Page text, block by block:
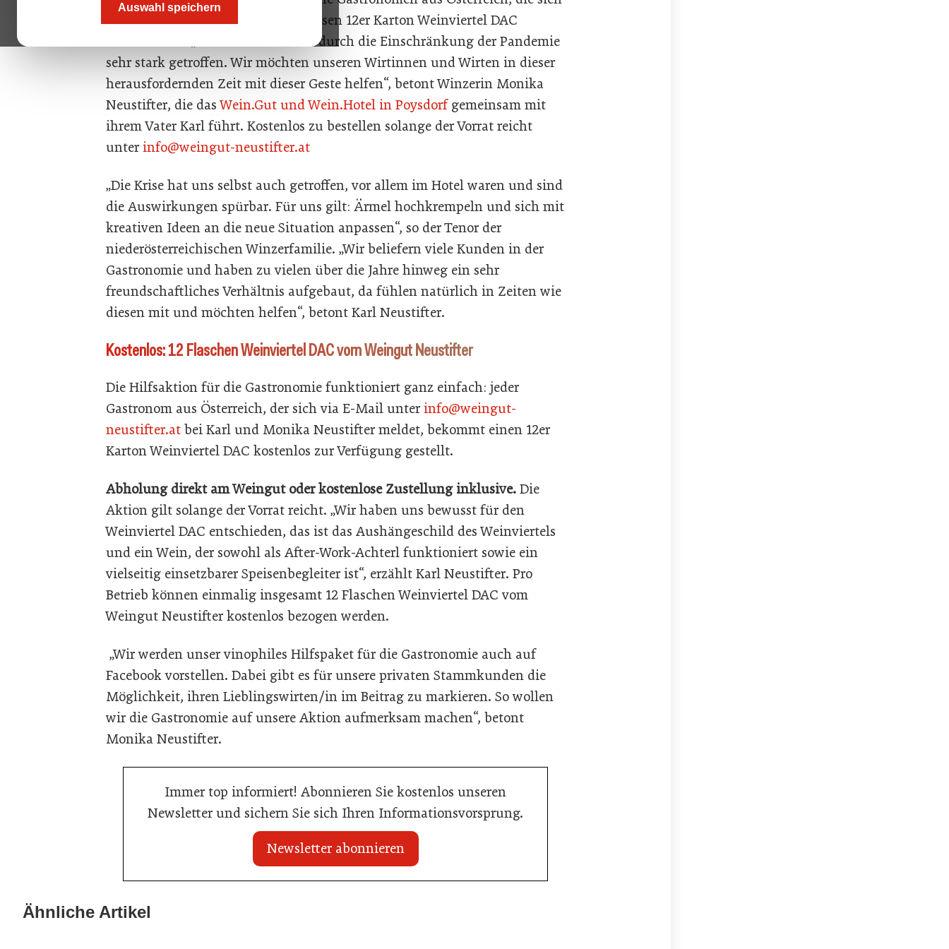
Auswahl speichern
bei ihm melden mit einem kostenlosen 12er Karton Weinviertel DAC
unterstützen. „Die Gastronomie ist durch die Einschränkung der Pandemie
sehr stark getroffen. Wir möchten unseren Wirtinnen und Wirten in dieser
herausfordernden Zeit mit dieser Geste helfen“, betont Winzerin Monika
Neustifter, die dasWein.Gut und Wein.Hotel in Poysdorfgemeinsam mit
ihrem Vater Karl führt. Kostenlos zu bestellen solange der Vorrat reicht
unter info@weingut-neustifter.at
„Die Krise hat uns selbst auch getroffen, vor allem im Hotel waren und sind
die Auswirkungen spürbar. Für uns gilt: Ärmel hochkrempeln und sich mit
kreativen Ideen an die neue Situation anpassen“, so der Tenor der
niederösterreichischen Winzerfamilie. „Wir beliefern viele Kunden in der
Gastronomie und haben zu vielen über die Jahre hinweg ein sehr
freundschaftliches Verhältnis aufgebaut, da fühlen natürlich in Zeiten wie
diesen mit und möchten helfen“, betont Karl Neustifter.
Kostenlos: 12 Flaschen Weinviertel DAC vom Weingut Neustifter
Die Hilfsaktion für die Gastronomie funktioniert ganz einfach: jeder
Gastronom aus Österreich, der sich via E-Mail unter info@weingut-
neustifter.at bei Karl und Monika Neustifter meldet, bekommt einen 12er
Karton Weinviertel DAC kostenlos zur Verfügung gestellt.
Abholung direkt am Weingut oder kostenlose Zustellung inklusive. Die
Aktion gilt solange der Vorrat reicht. „Wir haben uns bewusst für den
Weinviertel DAC entschieden, das ist das Aushängeschild des Weinviertels
und ein Wein, der sowohl als After-Work-Achterl funktioniert sowie ein
vielseitig einsetzbarer Speisenbegleiter ist“, erzählt Karl Neustifter. Pro
Betrieb können einmalig insgesamt 12 Flaschen Weinviertel DAC vom
Weingut Neustifter kostenlos bezogen werden.
„Wir werden unser vinophiles Hilfspaket für die Gastronomie auch auf
Facebook vorstellen. Dabei gibt es für unsere privaten Stammkunden die
Möglichkeit, ihren Lieblingswirten/in im Beitrag zu markieren. So wollen
wir die Gastronomie auf unsere Aktion aufmerksam machen“, betont
Monika Neustifter.
Immer top informiert! Abonnieren Sie kostenlos unseren
Newsletter und sichern Sie sich Ihren Informationsvorsprung.
Newsletter abonnieren
Ähnliche Artikel
KI-Suche: Österreichs Hotels sind
Henkell Freixenet Austria: Neue